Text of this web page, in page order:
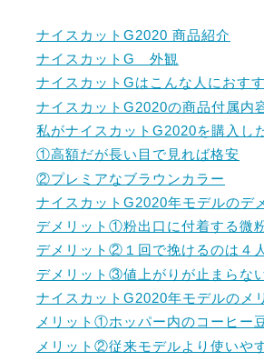
ナイスカットG2020 商品紹介
ナイスカットG 外観
ナイスカットGはこんな人におす
ナイスカットG2020の商品付属内
私がナイスカットG2020を購入し
①高額だが長い目で見れば格安
②プレミアなブラウンカラー
ナイスカットG2020年モデルのデ
デメリット①粉出口に付着する微
デメリット②１回で挽けるのは４
デメリット③値上がりが止まらな
ナイスカットG2020年モデルのメ
メリット①ホッパー内のコーヒー
メリット②従来モデルより使いや